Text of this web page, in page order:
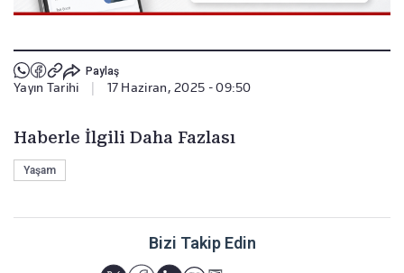
Paylaş
Yayın Tarihi 17 Haziran, 2025 - 09:50
Haberle İlgili Daha Fazlası
Yaşam
Bizi Takip Edin